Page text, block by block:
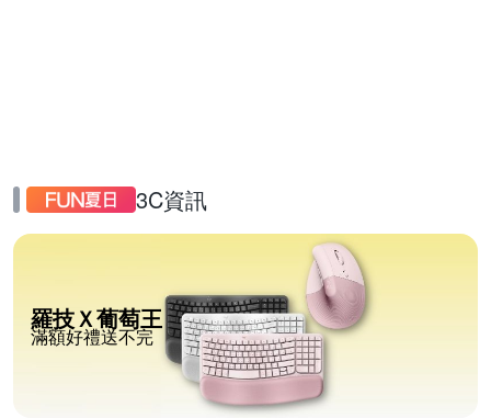
3C資訊
羅技Ｘ葡萄王
滿額好禮送不完